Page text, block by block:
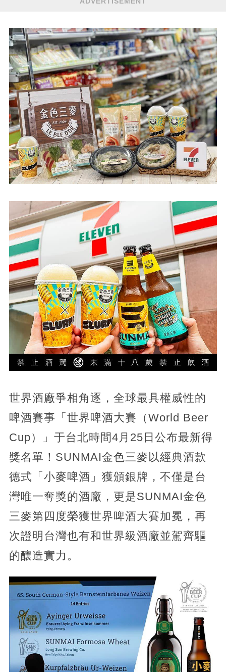
世界酒廠爭相角逐，全球最具權威性的
啤酒賽事「世界啤酒大賽（World Beer
Cup）」于台北時間4月25日公布最新得
獎名單！SUNMAI金色三麥以經典酒款
德式「小麥啤酒」獲頒銀牌，不僅是台
灣唯一奪獎的酒廠，更是SUNMAI金色
三麥第四度榮獲世界啤酒大賽加冕，再
次證明台灣也有和世界級酒廠並駕齊驅
的釀造實力。